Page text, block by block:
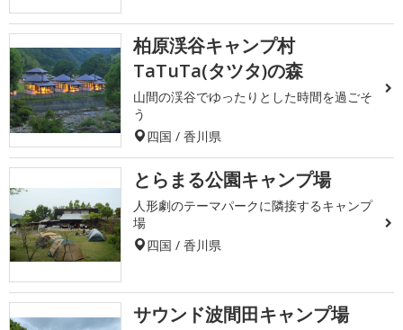
柏原渓谷キャンプ村
TaTuTa(タツタ)の森
山間の渓谷でゆったりとした時間を過ごそ
う
四国 / 香川県
とらまる公園キャンプ場
人形劇のテーマパークに隣接するキャンプ
場
四国 / 香川県
サウンド波間田キャンプ場